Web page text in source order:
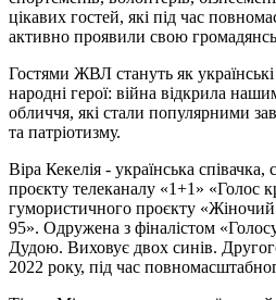
цікавих гостей, які під час
активно проявили свою
Гостями ЖВЛ стануть як українські
народні герої: війна відкрила
обличчя, які стали популярними
та патріотизму.
Віра Кекелія - українська співачка,
проєкту телеканалу «1+1» «Голос
гумористичного проєкту «Жіночий
95». Одружена з фіналістом
Дудою. Виховує двох синів.
2022 року, під час